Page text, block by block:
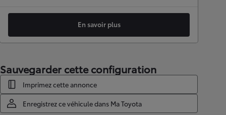
En savoir plus
Sauvegarder cette configuration
Imprimez cette annonce
Enregistrez ce véhicule dans Ma Toyota